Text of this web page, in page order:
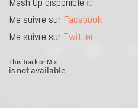
Me suivre sur Facebook
Me suivre sur Twitter